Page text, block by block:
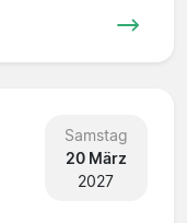
Samstag
20 März
2027